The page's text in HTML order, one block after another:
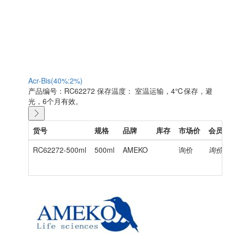
Acr-Bis(40%:2%)
产品编号：RC62272 保存温度： 室温运输，4℃保存，避
光，6个月有效。
货号 规格 品牌 库存 市场价
会员价
RC62272-500ml
500ml AMEKO 询价 询价